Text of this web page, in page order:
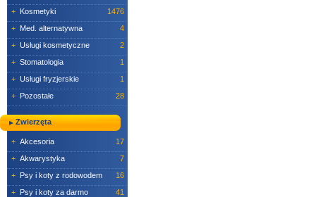
+ Kosmetyki
1476
+ Med. alternatywna
4
+ Usługi kosmetyczne
2
+ Stomatologia
1
+ Usługi fryzjerskie
1
+ Pozostałe 28
Zwierzęta
+ Akcesoria
17
+ Akwarystyka
7
+ Psy i koty z rodowodem
16
+ Psy i koty za darmo
41